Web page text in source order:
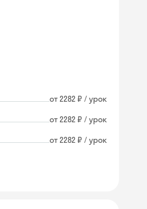
от 2282 ₽ / урок
от 2282 ₽ / урок
от 2282 ₽ / урок